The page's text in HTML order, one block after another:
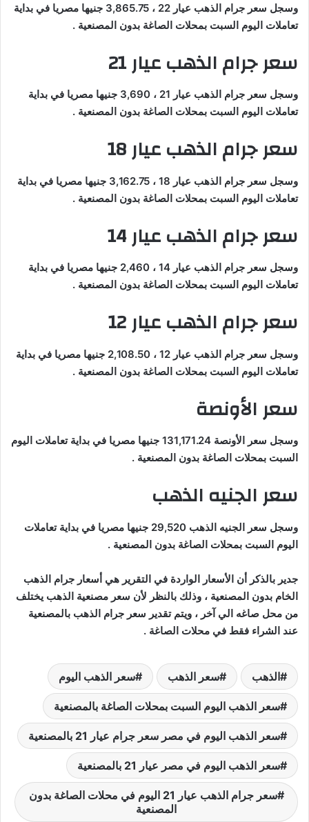
وسجل سعر جرام الذهب عيار 22 ، 3,865.75 جنيها مصريا في بداية
تعاملات اليوم السبت بمحلات الصاغة بدون المصنعية .
سعر جرام الذهب عيار 21
وسجل سعر جرام الذهب عيار 21 ، 3,690 جنيها مصريا في بداية
تعاملات اليوم السبت بمحلات الصاغة بدون المصنعية .
سعر جرام الذهب عيار 18
وسجل سعر جرام الذهب عيار 18 ، 3,162.75 جنيها مصريا في بداية
تعاملات اليوم السبت بمحلات الصاغة بدون المصنعية .
سعر جرام الذهب عيار 14
وسجل سعر جرام الذهب عيار 14 ، 2,460 جنيها مصريا في بداية
تعاملات اليوم السبت بمحلات الصاغة بدون المصنعية .
سعر جرام الذهب عيار 12
وسجل سعر جرام الذهب عيار 12 ، 2,108.50 جنيها مصريا في بداية
تعاملات اليوم السبت بمحلات الصاغة بدون المصنعية .
سعر الأونصة
وسجل سعر الأونصة 131,171.24 جنيها مصريا في بداية تعاملات اليوم
السبت بمحلات الصاغة بدون المصنعية .
سعر الجنيه الذهب
وسجل سعر الجنيه الذهب 29,520 جنيها مصريا في بداية تعاملات
اليوم السبت بمحلات الصاغة بدون المصنعية .
جدير بالذكر أن الأسعار الواردة في التقرير هي أسعار جرام الذهب
الخام بدون المصنعية ، وذلك بالنظر لأن سعر مصنعية الذهب يختلف
من محل صاغه الي آخر ، ويتم تقدير سعر جرام الذهب بالمصنعية
عند الشراء فقط في محلات الصاغة .
الذهب سعر الذهب سعر الذهب اليوم
سعر الذهب اليوم السبت بمحلات الصاغة بالمصنعية
سعر الذهب اليوم في مصر سعر جرام عيار 21 بالمصنعية
سعر الذهب اليوم في مصر عيار 21 بالمصنعية
سعر جرام الذهب عيار 21 اليوم في محلات الصاغة بدون
المصنعية